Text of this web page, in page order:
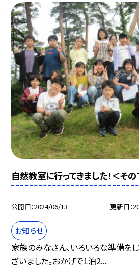
自然教室に行ってきました！＜その
公開日 2024/06/13 更新日
お知らせ
家族のみなさん、いろいろな準備を
ざいました。おかげで1泊2...